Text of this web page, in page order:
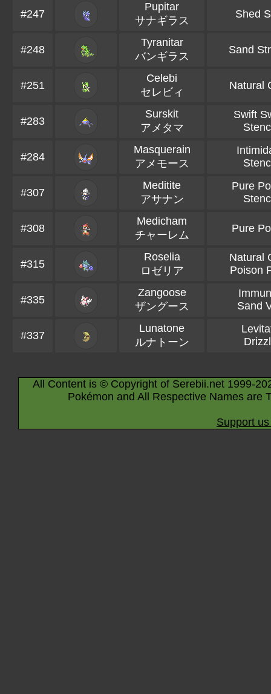
#247
Pupitar
サナギラス
Shed
#248
Tyranitar
バンギラス
Sand
#251
Celebi
セレビィ
Natural
#283
Surskit
アメタマ
Swift
#284
Masquerain
アメモース
#307
Meditite
アサナン
Pure
#308
Medicham
チャーレム
Pure
#315
Roselia
ロゼリア
Natural
Poison
#335
Zangoose
ザングース
Sand
#337
Lunatone
ルナトーン
All Content is © Copyright of Serebii.net 1999-
Pokémon and All Respective Names are
Support